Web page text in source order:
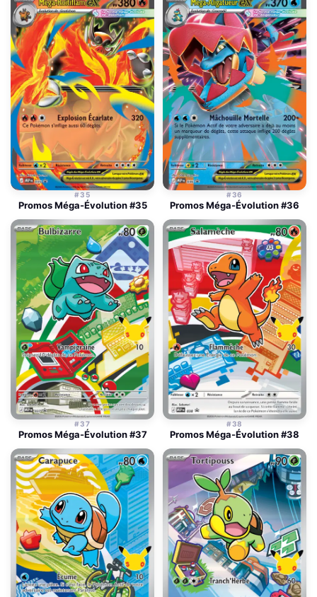
#35
Promos Méga-Évolution #35
#36
Promos Méga-Évolution #36
#37
Promos Méga-Évolution #37
#38
Promos Méga-Évolution #38